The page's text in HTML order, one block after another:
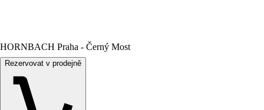
HORNBACH Praha - Černý Most
Rezervovat v prodejně